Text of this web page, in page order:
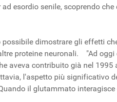
esordio senile, scoprendo
possibile dimostrare gli effetti
proteine neuronali. "Ad oggi
aveva contribuito già nel
l'aspetto più significativo
il glutammato